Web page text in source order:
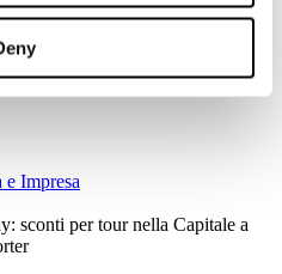
il sito
Impresa
sconti per tour nella Capitale a